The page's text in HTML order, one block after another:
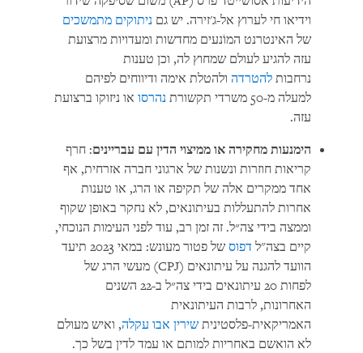
וידיאו חי לערוץ אל-ג'זירה. יש גם ניתוקים מתמשכים
של האינטרנט המוֹנעים מחדשות ומעדויות מרצועת
עזה להגיע לעולם שמחוץ לה, וכן טענות
נרחבות להטרדה ולהטלת אימה ודיווחים לפיהם
למעלה מ-50 משרדי תקשורת
נהרסו או ניזוקו ברצועת
עזה.
הימנעות מחקירה או ממיצוי הדין עם עבריינים: חרף
קריאות חוזרות ונשנות של ארגוני חברה אזרחית, אף
אחד ממקרים אלה של תקיפה או הרג, או טענות
אחרות להתעללות בעיתונאים, לא נחקר באופן שקוף
וממצה בידי צה״ל. זה זמן רב, עוד לפני העימות הנוכחי,
קיים בצה"ל דפוס
של פטור מעונש: במאי 2023 תיעד
הוועד להגנה על עיתונאים (CPJ) מעשי הרג של
לפחות 20 עיתונאים בידי צה״ל ב-22 השנים
האחרונות, לרבות העיתונאית
האמריקאית-פלסטינית שירין אבו עקלה, ואיש מעולם
לא הואשם באחריות למותם או עמד לדין בשל כך.